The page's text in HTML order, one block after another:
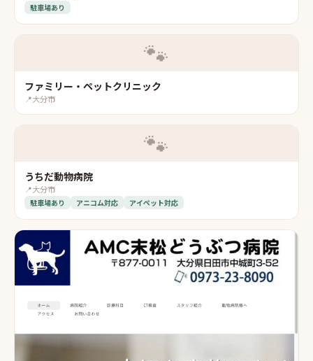
駐車場あり
🐾
ファミリー・ペットクリニック
📍大分市
🐾
うちだ動物病院
📍大分市
駐車場あり アニコム対応 アイペット対応